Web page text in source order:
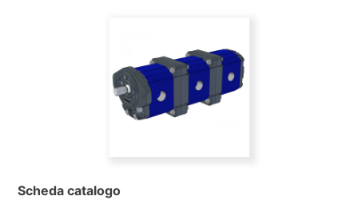
Scheda catalogo